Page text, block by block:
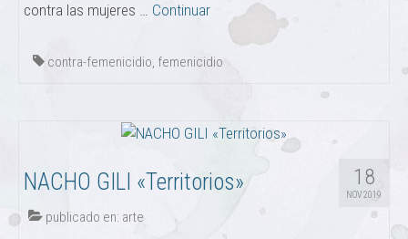
contra las mujeres … Continuar
contra-femenicidio, femenicidio
18
NOV 2019
NACHO GILI «Territorios»
publicado en: arte